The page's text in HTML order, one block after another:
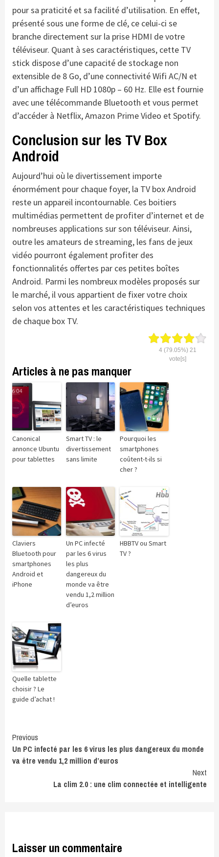
pour sa praticité et sa facilité d’utilisation. En effet,
présenté sous une forme de clé, ce celui-ci se
branche directement sur la prise HDMI de votre
téléviseur. Quant à ses caractéristiques, cette TV
stick dispose d’une capacité de stockage non
extensible de 8 Go, d’une connectivité Wifi AC/N et
d’un affichage Full HD 1080p – 60 Hz. Elle est fournie
avec une télécommande Bluetooth et vous permet
d’accéder à Netflix, Amazon Prime Video et Spotify.
Conclusion sur les TV Box
Android
Aujourd’hui où le divertissement importe
énormément pour chaque foyer, la TV box Android
reste un appareil incontournable. Ces boitiers
multimédias permettent de profiter d’internet et de
nombreuses applications sur son téléviseur. Ainsi,
outre les amateurs de streaming, les fans de jeux
vidéo pourront également profiter des
fonctionnalités offertes par ces petites boîtes
Android. Parmi les nombreux modèles proposés sur
le marché, il vous appartient de fixer votre choix
selon vos attentes et les caractéristiques techniques
de chaque box TV.
4(79.05%) 21
vote[s]
Articles à ne pas manquer
Canonical
annonce Ubuntu
pour tablettes
Smart TV : le
divertissement
sans limite
Pourquoi les
smartphones
coûtent-t-ils si
cher ?
Claviers
Bluetooth pour
smartphones
Android et
iPhone
Un PC infecté
par les 6 virus
les plus
dangereux du
monde va être
vendu 1,2 million
d’euros
HBBTV ou Smart
TV ?
Quelle tablette
choisir ? Le
guide d’achat !
Continue
Reading
Previous
Un PC infecté par les 6 virus les plus dangereux du monde
va être vendu 1,2 million d’euros
Next
La clim 2.0 : une clim connectée et intelligente
Laisser un commentaire